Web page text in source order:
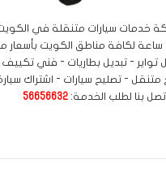
خدمات سيارات متنقلة في
تواير - تبديل بطاريات - فني
متنقل - تصليح سيارات - اشتراك
بنا لطلب الخدمة: 56656632